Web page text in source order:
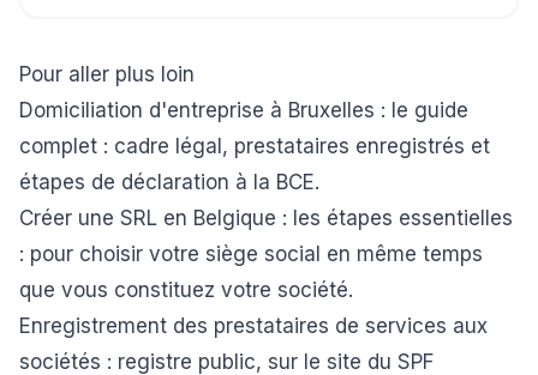
Pour aller plus loin
Domiciliation d'entreprise à Bruxelles : le guide
complet : cadre légal, prestataires enregistrés et
étapes de déclaration à la BCE.
Créer une SRL en Belgique : les étapes essentielles
: pour choisir votre siège social en même temps
que vous constituez votre société.
Enregistrement des prestataires de services aux
sociétés : registre public, sur le site du SPF